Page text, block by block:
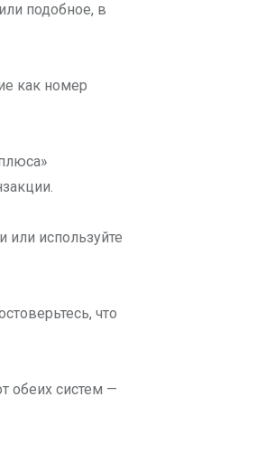
подобное, в
как номер
используйте
что
обеих систем —